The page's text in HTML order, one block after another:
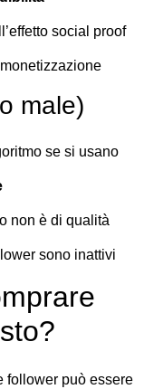
social proof
male)
se si usano
non è di qualità
sono inattivi
follower può essere